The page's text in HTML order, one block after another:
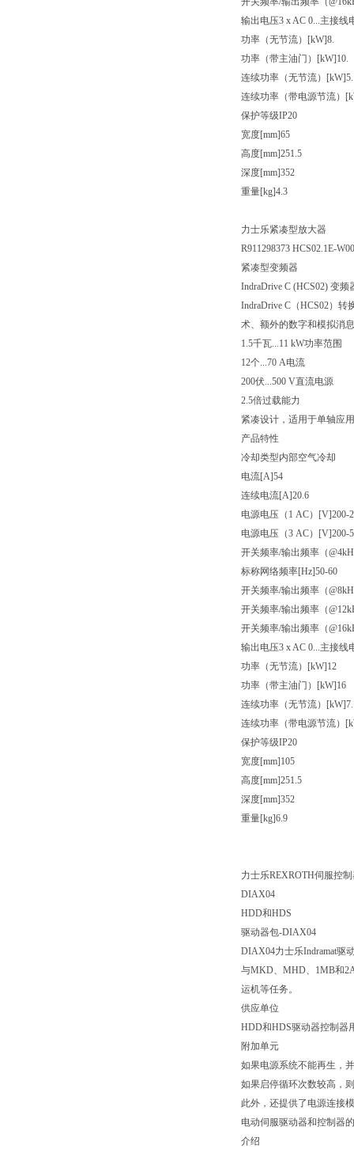
输出电压3 x AC 0...主接线
功率（无节流）[kW]8.
功率（带主油门）[kW]10.
连续功率（无节流）
连续功率（带电源节流）
保护等级IP20
宽度[mm]65
高度[mm]251.5
深度[mm]352
重量[kg]4.3
力士乐紧凑型放大器
R911298373 HCS02.1E-
紧凑型变频器
IndraDrive C (HCS02) 变频
IndraDrive C（HCS02）
术、额外的数字和模拟消
1.5千瓦...11 kW功率范围
12个...70 A电流
200伏...500 V直流电源
2.5倍过载能力
紧凑设计，适用于单轴应用
产品特性
冷却类型内部空气冷却
电流[A]54
连续电流[A]20.6
电源电压（1 AC）[V]200-
电源电压（3 AC）[V]200-
开关频率/输出频率（
标称网络频率[Hz]50-60
开关频率/输出频率（
开关频率/输出频率（
开关频率/输出频率（
输出电压3 x AC 0...主接线
功率（无节流）[kW]12
功率（带主油门）[kW]16
连续功率（无节流）[kW]7.
连续功率（带电源节流）
保护等级IP20
宽度[mm]105
高度[mm]251.5
深度[mm]352
重量[kg]6.9
力士乐REXROTH伺服控
DIAX04
HDD和HDS
驱动器包-DIAX04
DIAX04力士乐Indramat驱
与MKD、MHD、1MB和
运机等任务。
供应单位
HDD和HDS驱动器控制器
附加单元
如果电源系统不能再生，
如果启停循环次数较高，
此外，还提供了电源连接
电动伺服驱动器和控制器
介绍